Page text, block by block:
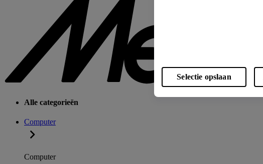
Alle categorieën
Computer
Computer
Selectie opslaan